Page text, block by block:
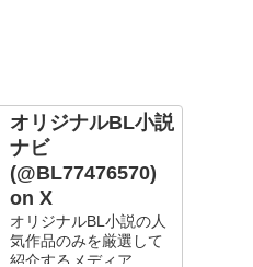
オリジナルBL小説
ナビ
(@BL77476570)
on X
オリジナルBL小説の人
気作品のみを厳選して
紹介するメディア